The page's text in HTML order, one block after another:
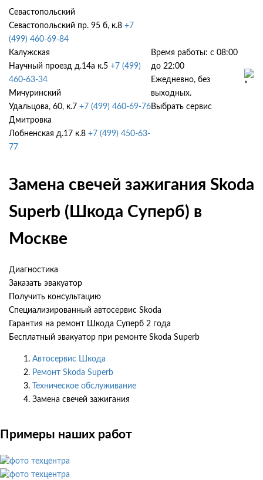
Севастопольский
Севастопольский пр. 95 б, к.8 +7
(499) 460-69-84
Калужская
Научный проезд д.14а к.5 +7 (499)
460-63-34
Мичуринский
Удальцова, 60, к.7 +7 (499) 460-69-76
Дмитровка
Лобненская д.17 к.8 +7 (499) 450-63-
77
Время работы: с 08:00
до 22:00
Ежедневно, без
выходных.
Выбрать сервис
Замена свечей зажигания Skoda
Superb (Шкода Суперб) в
Москве
Диагностика
Заказать эвакуатор
Получить консультацию
Специализированный автосервис Skoda
Гарантия на ремонт Шкода Суперб 2 года
Бесплатный эвакуатор при ремонте Skoda Superb
Автосервис Шкода
Ремонт Skoda Superb
Техническое обслуживание
Замена свечей зажигания
Примеры наших работ